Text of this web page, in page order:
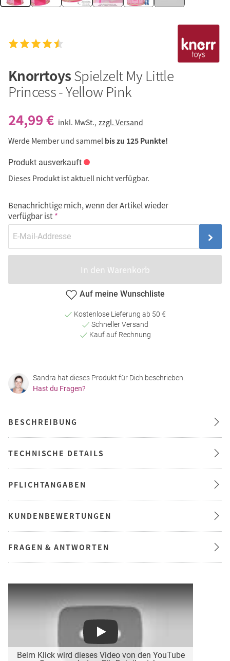
KnorrtoysSpielzelt My Little
Princess - Yellow Pink
24,99 € inkl. MwSt., zzgl. Versand
Werde Member und sammel bis zu 125 Punkte!
Produkt ausverkauft
Dieses Produkt ist aktuell nicht verfügbar.
Benachrichtige mich, wenn der Artikel wieder
verfügbar ist
In den Warenkorb
Auf meine Wunschliste
Kostenlose Lieferung ab 50 €
Schneller Versand
Kauf auf Rechnung
Sandra hat dieses Produkt für Dich beschrieben.
Hast du Fragen?
BESCHREIBUNG
TECHNISCHE DETAILS
PFLICHTANGABEN
KUNDENBEWERTUNGEN
FRAGEN & ANTWORTEN
Beim Klick wird dieses Video von den YouTube
Play